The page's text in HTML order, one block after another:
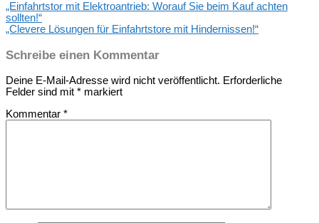
„Einfahrtstor mit Elektroantrieb: Worauf Sie beim Kauf achten
sollten!“
„Clevere Lösungen für Einfahrtstore mit Hindernissen!“
Schreibe einen Kommentar
Deine E-Mail-Adresse wird nicht veröffentlicht. Erforderliche
Felder sind mit * markiert
Kommentar *